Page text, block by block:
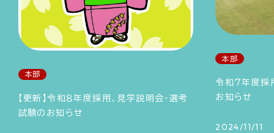
本部
【更新】令和８年度採用、見学説明会・選考
試験のお知らせ
本部
令和７年度採
お知らせ
2024/11/11